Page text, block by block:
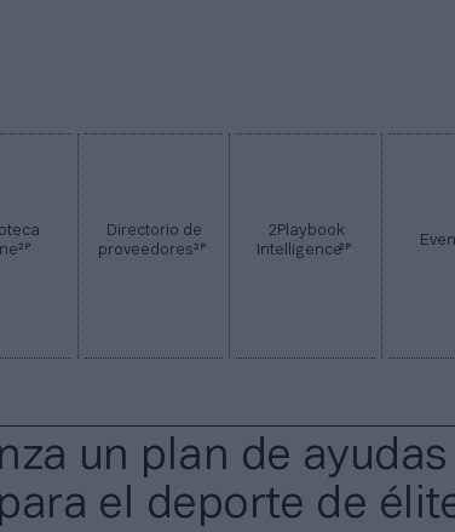
2P
Directorio de
proveedores2P
2Playbook
Intelligence2P
un plan de
el deporte de